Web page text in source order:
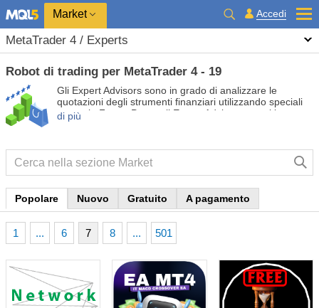
Market Accedi
MetaTrader 4 / Experts
Robot di trading per MetaTrader 4 - 19
Gli Expert Advisors sono in grado di analizzare le
quotazioni degli strumenti finanziari utilizzando speciali
strategie Forex. Prova gli Expert Advisors gratuiti e a
pagamento in modo da automatizzare il tuo trading e
di più
Popolare Nuovo Gratuito A pagamento
1 ... 6 7 8 ... 501